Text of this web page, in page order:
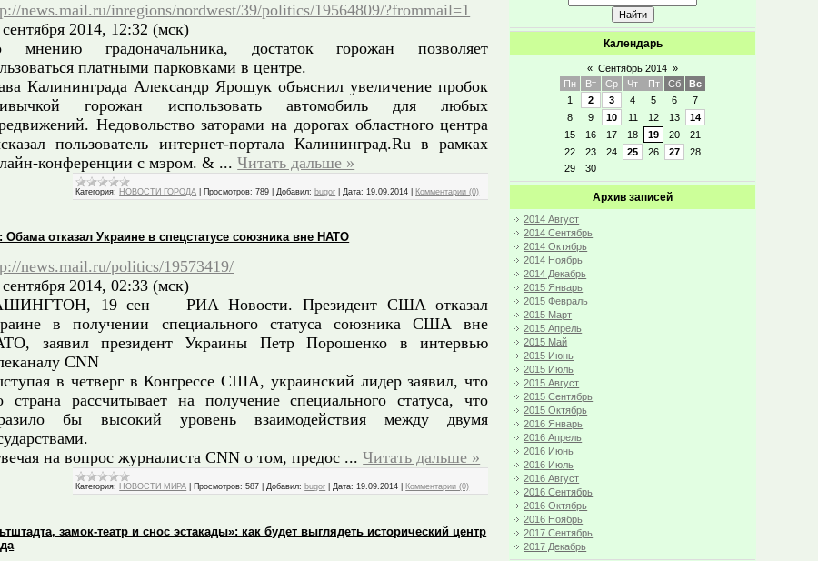
news.mail.ru/inregions/nordwest/39/politics/19564809/?frommail=1
2014, 12:32 (мск)
мнению градоначальника, достаток горожан позволяет
платными парковками в центре.
Калининграда Александр Ярошук объяснил увеличение пробок
горожан использовать автомобиль для любых
Недовольство заторами на дорогах областного центра
пользователь интернет-портала Калининград.Ru в рамках
конференции с мэром. & ...Читать дальше »
Категория: НОВОСТИ ГОРОДА Просмотров: 789 |Добавил: bugor |Дата: 19.09.2014 Комментарии (0)
отказал Украине в спецстатусе союзника вне НАТО
news.mail.ru/politics/19573419/
2014, 02:33 (мск)
19 сен — РИА Новости. Президент США отказал
в получении специального статуса союзника США вне
заявил президент Украины Петр Порошенко в интервью
CNN
в четверг в Конгрессе США, украинский лидер заявил, что
страна рассчитывает на получение специального статуса, что
бы высокий уровень взаимодействия между двумя
на вопрос журналиста CNN о том, предос ...Читать дальше »
Категория: НОВОСТИ МИРА Просмотров: 587 |Добавил: bugor |Дата: 19.09.2014 Комментарии (0)
замок-театр и снос эстакады»: как будет выглядеть исторический центр
Календарь
« Сентябрь 2014 »
Пн
Вт Ср Чт Пт Сб
Вс
1
2 3 4 5 6
7
8
9 10 11 12 13
14
15
16 17 18 19 20
21
22
23 24 25 26 27
28
29
30
Архив записей
2014 Август
2014 Сентябрь
2014 Октябрь
2014 Ноябрь
2014 Декабрь
2015 Январь
2015 Февраль
2015 Март
2015 Апрель
2015 Май
2015 Июнь
2015 Июль
2015 Август
2015 Сентябрь
2015 Октябрь
2016 Январь
2016 Апрель
2016 Июнь
2016 Июль
2016 Август
2016 Сентябрь
2016 Октябрь
2016 Ноябрь
2017 Сентябрь
2017 Декабрь